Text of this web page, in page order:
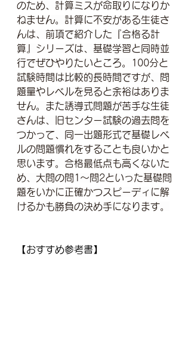
のため、計算ミスが命取りになりか
ねません。計算に不安がある生徒さ
んは、前項で紹介した『合格る計
算』シリーズは、基礎学習と同時並
行でぜひやりたいところ。100分と
試験時間は比較的長時間ですが、問
題量やレベルを見ると余裕はありま
せん。また誘導式問題が苦手な生徒
さんは、旧センター試験の過去問を
つかって、同一出題形式で基礎レベ
ルの問題慣れをすることも良いかと
思います。合格最低点も高くないた
め、大問の問1～問2といった基礎問
題をいかに正確かつスピーディに解
けるかも勝負の決め手になります。
【おすすめ参考書】